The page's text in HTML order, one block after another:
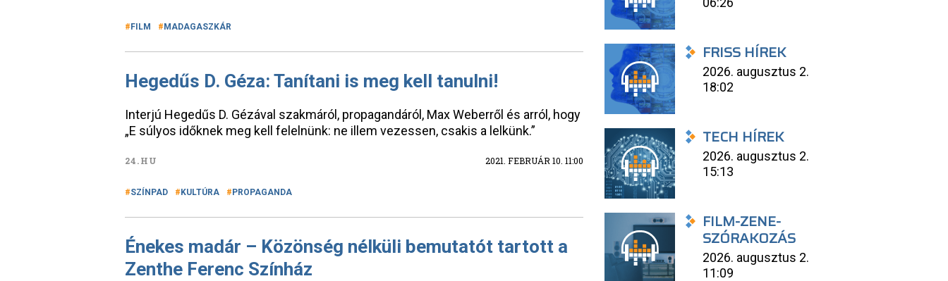
FILM MADAGASZKÁR
Hegedűs D. Géza: Tanítani is meg kell tanulni!
Interjú Hegedűs D. Gézával szakmáról, propagandáról, Max Weberről és arról, hogy
„E súlyos időknek meg kell felelnünk: ne illem vezessen, csakis a lelkünk.”
24.HU 2021. FEBRUÁR 10. 11:00
SZÍNPAD KULTÚRA PROPAGANDA
Énekes madár – Közönség nélküli bemutatót tartott a
Zenthe Ferenc Színház
FRISS HÍREK
2026. augusztus 2.
18:02
TECH HÍREK
2026. augusztus 2.
15:13
FILM-ZENE-
SZÓRAKOZÁS
2026. augusztus 2.
11:09